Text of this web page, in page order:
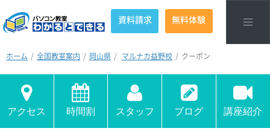
資料請求 無料体験
ホーム 全国教室案内 岡山県 マルナカ益野校 クーポン
アクセス 時間割 スタッフ ブログ 講座紹介